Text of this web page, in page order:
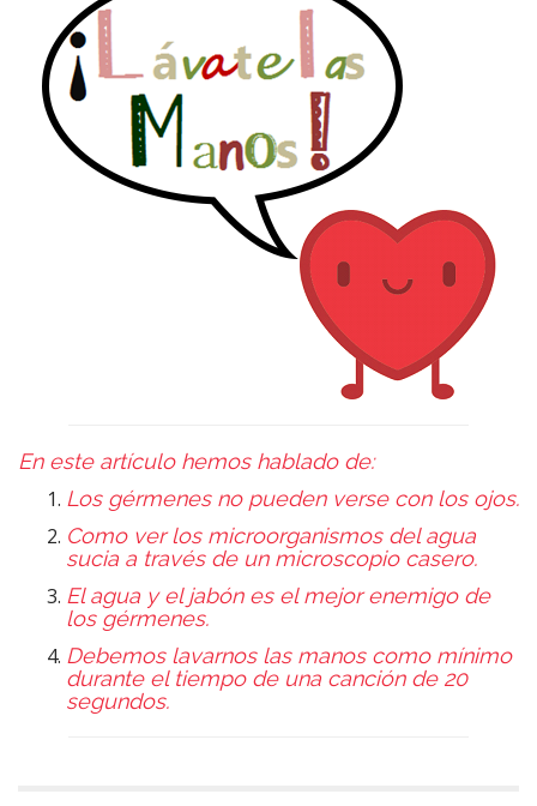
En este artículo hemos hablado de:
Los gérmenes no pueden verse con los ojos.
Como ver los microorganismos del agua
sucia a través de un microscopio casero.
El agua y el jabón es el mejor enemigo de
los gérmenes.
Debemos lavarnos las manos como mínimo
durante el tiempo de una canción de 20
segundos.